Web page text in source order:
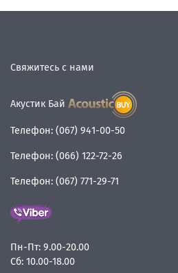
Свяжитесь с нами
Акустик Бай
Телефон: (067) 941-00-50
Телефон: (066) 122-72-26
Телефон: (067) 771-29-71
Пн-Пт: 9.00-20.00
Сб: 10.00-18.00